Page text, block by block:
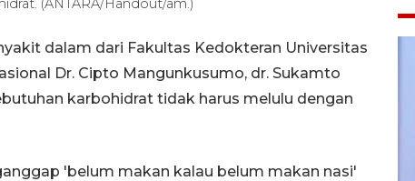
(ANTARA/Handout/am.)
dalam dari Fakultas Kedokteran Universitas
Dr. Cipto Mangunkusumo, dr. Sukamto
karbohidrat tidak harus melulu dengan
'belum makan kalau belum makan nasi'